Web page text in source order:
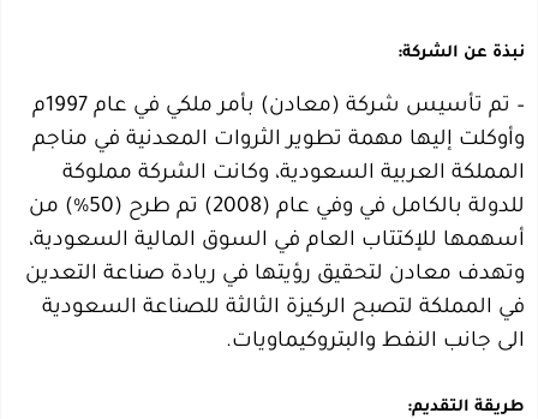
نبذة عن الشركة:
– تم تأسيس شركة (معادن) بأمر ملكي في عام 1997م
وأوكلت إليها مهمة تطوير الثروات المعدنية في مناجم
المملكة العربية السعودية، وكانت الشركة مملوكة
للدولة بالكامل في وفي عام (2008) تم طرح (50%) من
أسهمها للإكتتاب العام في السوق المالية السعودية،
وتهدف معادن لتحقيق رؤيتها في ريادة صناعة التعدين
في المملكة لتصبح الركيزة الثالثة للصناعة السعودية
الى جانب النفط والبتروكيماويات.
طريقة التقديم: